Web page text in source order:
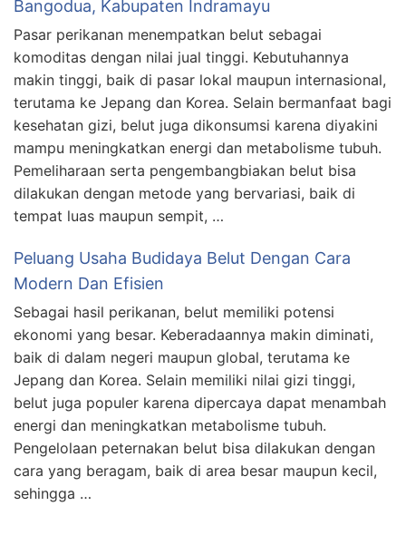
Bangodua, Kabupaten Indramayu
Pasar perikanan menempatkan belut sebagai
komoditas dengan nilai jual tinggi. Kebutuhannya
makin tinggi, baik di pasar lokal maupun internasional,
terutama ke Jepang dan Korea. Selain bermanfaat bagi
kesehatan gizi, belut juga dikonsumsi karena diyakini
mampu meningkatkan energi dan metabolisme tubuh.
Pemeliharaan serta pengembangbiakan belut bisa
dilakukan dengan metode yang bervariasi, baik di
tempat luas maupun sempit, …
Peluang Usaha Budidaya Belut Dengan Cara
Modern Dan Efisien
Sebagai hasil perikanan, belut memiliki potensi
ekonomi yang besar. Keberadaannya makin diminati,
baik di dalam negeri maupun global, terutama ke
Jepang dan Korea. Selain memiliki nilai gizi tinggi,
belut juga populer karena dipercaya dapat menambah
energi dan meningkatkan metabolisme tubuh.
Pengelolaan peternakan belut bisa dilakukan dengan
cara yang beragam, baik di area besar maupun kecil,
sehingga …